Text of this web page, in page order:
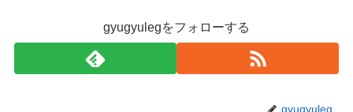
gyugyulegをフォローする
gyugyuleg